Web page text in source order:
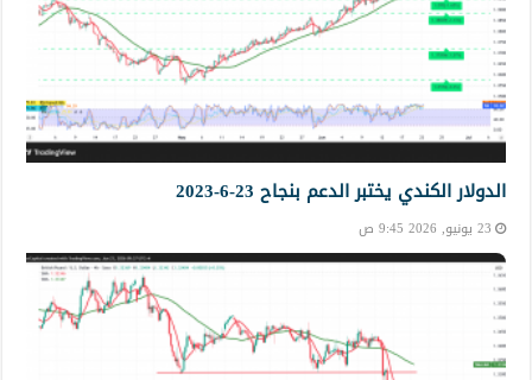
الدولار الكندي يختبر الدعم بنجاح 23-6-2023
23 يونيو, 2026 9:45 ص